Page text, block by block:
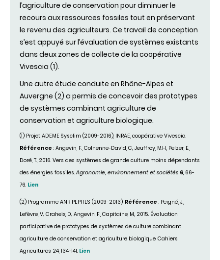
l’agriculture de conservation pour diminuer le
recours aux ressources fossiles tout en préservant
le revenu des agriculteurs. Ce travail de conception
s’est appuyé sur l’évaluation de systèmes existants
dans deux zones de collecte de la coopérative
Vivescia (1).
Une autre étude conduite en Rhône-Alpes et
Auvergne (2) a permis de concevoir des prototypes
de systèmes combinant agriculture de
conservation et agriculture biologique.
(1) Projet ADEME Sysclim (2009-2016), INRAE, coopérative Vivescia.
Référence : Angevin, F., Colnenne-David, C., Jeuffroy, M.H., Pelzer, E.,
Doré, T., 2016. Vers des systèmes de grande culture moins dépendants
des énergies fossiles.Agronomie, environnement et sociétés 6 , 66-
76. Lien
(2) Programme ANR PEPITES (2009-2013). Référence : Peigné, J.,
Lefèvre, V., Craheix, D., Angevin, F., Capitaine, M., 2015. Évaluation
participative de prototypes de systèmes de culture combinant
agriculture de conservation et agriculture biologique. Cahiers
Agricultures 24, 134-141. Lien